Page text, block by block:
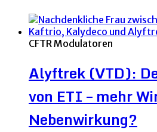
CFTR Modulatoren
Alyftrek (VTD):
von ETI – mehr
Nebenwirkung?